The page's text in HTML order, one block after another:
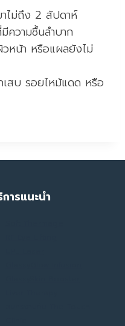
ไม่ถึง 2 สัปดาห์
ความชื้นลำบาก
หน้า หรือแผลยังไม่
สบ รอยไหม้แดด หรือ
ารแนะนำ